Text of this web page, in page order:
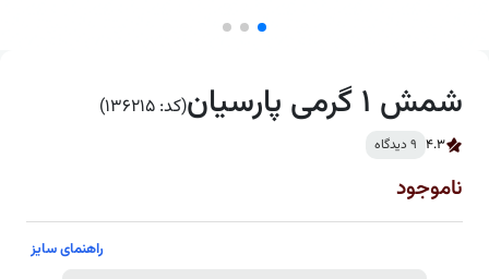
شمش 1 گرمی پارسیان (کد: 136215)
4.3 9 دیدگاه
ناموجود
راهنمای سایز